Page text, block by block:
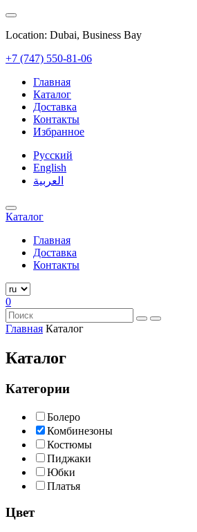
Location: Dubai, Business Bay
+7 (747) 550-81-06
Главная
Каталог
Доставка
Контакты
Избранное
Русский
English
العربية
Каталог
Главная
Доставка
Контакты
0
Главная Каталог
Каталог
Категории
Болеро
Комбинезоны
Костюмы
Пиджаки
Юбки
Платья
Цвет